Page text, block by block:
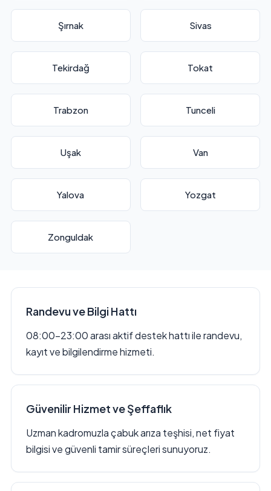
Şırnak Sivas
Tekirdağ Tokat
Trabzon Tunceli
Uşak Van
Yalova Yozgat
Zonguldak
Randevu ve Bilgi Hattı
08:00–23:00 arası aktif destek hattı ile randevu,
kayıt ve bilgilendirme hizmeti.
Güvenilir Hizmet ve Şeffaflık
Uzman kadromuzla çabuk arıza teşhisi, net fiyat
bilgisi ve güvenli tamir süreçleri sunuyoruz.